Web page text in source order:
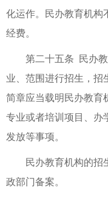
化运作。民办教育机构
经费。
第二十五条 民办教
业、范围进行招生，招
简章应当载明民办教育
专业或者培训项目、办
发放等事项。
民办教育机构的招生
政部门备案。